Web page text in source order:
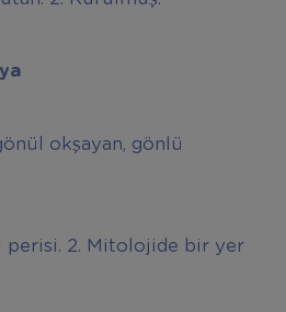
okşayan, gönlü
perisi. 2. Mitolojide bir yer